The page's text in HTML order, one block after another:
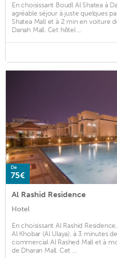
En choisissant Boudl Al Shatea à
agréable séjour à juste quelques
Shatea Mall et à 2 min en voiture
Danah Mall. Cet hôtel ...
De
75€
Al Rashid Residence
Hotel
En choisissant Al Rashid
Al Khobar (Al Ulaya), à 3 minutes
commercial Al Rashed Mall et à
de Dharan Mall. Cet ...